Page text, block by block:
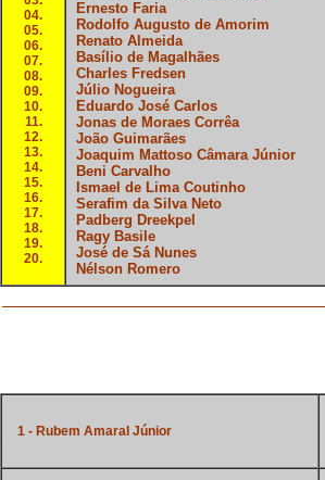
04.
05.
06.
07.
08.
09.
10.
11.
12.
13.
14.
15.
16.
17.
18.
19.
20.
Ernesto Faria
Rodolfo Augusto de Amorim
Renato Almeida
Basílio de Magalhães
Charles Fredsen
Júlio Nogueira
Eduardo José Carlos
Jonas de Moraes Corrêa
João Guimarães
Joaquim Mattoso Câmara Júnior
Beni Carvalho
Ismael de Lima Coutinho
Serafim da Silva Neto
Padberg Dreekpel
Ragy Basile
José de Sá Nunes
Nélson Romero
1 - Rubem Amaral Júnior